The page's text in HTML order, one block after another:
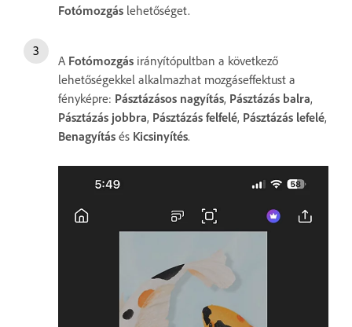
Fotómozgás lehetőséget.
A Fotómozgás irányítópultban a következő
lehetőségekkel alkalmazhat mozgáseffektust a
fényképre: Pásztázásos nagyítás, Pásztázás balra,
Pásztázás jobbra, Pásztázás felfelé, Pásztázás lefelé,
Benagyítás és Kicsinyítés.